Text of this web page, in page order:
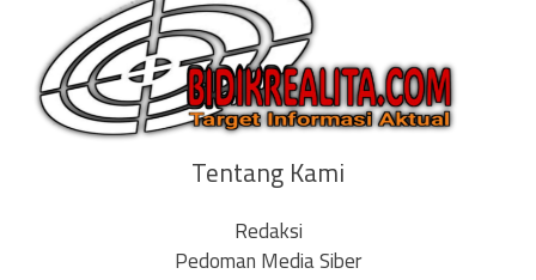
Tentang Kami
Redaksi
Pedoman Media Siber